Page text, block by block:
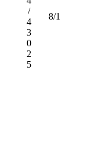
/
4
3
0
2
5
8/1